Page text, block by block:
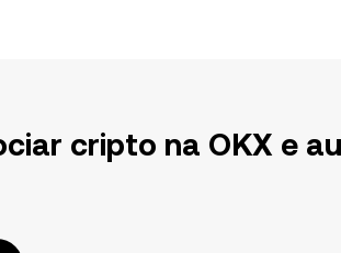
cripto na OKX e